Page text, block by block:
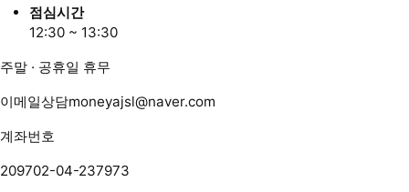
점심시간
12:30 ~ 13:30
주말 · 공휴일 휴무
이메일상담moneyajsl@naver.com
계좌번호
209702-04-237973